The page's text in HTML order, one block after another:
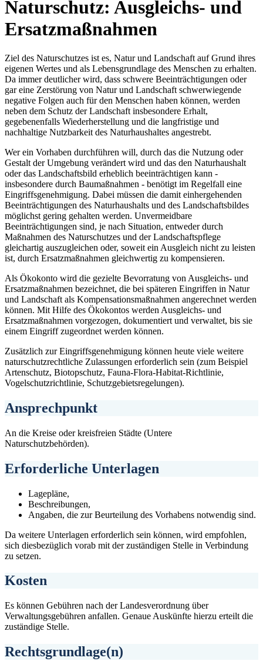
Naturschutz: Ausgleichs- und
Ersatzmaßnahmen
Ziel des Naturschutzes ist es, Natur und Landschaft auf Grund ihres
eigenen Wertes und als Lebensgrundlage des Menschen zu erhalten.
Da immer deutlicher wird, dass schwere Beeinträchtigungen oder
gar eine Zerstörung von Natur und Landschaft schwerwiegende
negative Folgen auch für den Menschen haben können, werden
neben dem Schutz der Landschaft insbesondere Erhalt,
gegebenenfalls Wiederherstellung und die langfristige und
nachhaltige Nutzbarkeit des Naturhaushaltes angestrebt.
Wer ein Vorhaben durchführen will, durch das die Nutzung oder
Gestalt der Umgebung verändert wird und das den Naturhaushalt
oder das Landschaftsbild erheblich beeinträchtigen kann -
insbesondere durch Baumaßnahmen - benötigt im Regelfall eine
Eingriffsgenehmigung. Dabei müssen die damit einhergehenden
Beeinträchtigungen des Naturhaushalts und des Landschaftsbildes
möglichst gering gehalten werden. Unvermeidbare
Beeinträchtigungen sind, je nach Situation, entweder durch
Maßnahmen des Naturschutzes und der Landschaftspflege
gleichartig auszugleichen oder, soweit ein Ausgleich nicht zu leisten
ist, durch Ersatzmaßnahmen gleichwertig zu kompensieren.
Als Ökokonto wird die gezielte Bevorratung von Ausgleichs- und
Ersatzmaßnahmen bezeichnet, die bei späteren Eingriffen in Natur
und Landschaft als Kompensationsmaßnahmen angerechnet werden
können. Mit Hilfe des Ökokontos werden Ausgleichs- und
Ersatzmaßnahmen vorgezogen, dokumentiert und verwaltet, bis sie
einem Eingriff zugeordnet werden können.
Zusätzlich zur Eingriffsgenehmigung können heute viele weitere
naturschutzrechtliche Zulassungen erforderlich sein (zum Beispiel
Artenschutz, Biotopschutz, Fauna-Flora-Habitat-Richtlinie,
Vogelschutzrichtlinie, Schutzgebietsregelungen).
Ansprechpunkt
An die Kreise oder kreisfreien Städte (Untere
Naturschutzbehörden).
Erforderliche Unterlagen
Lagepläne,
Beschreibungen,
Angaben, die zur Beurteilung des Vorhabens notwendig sind.
Da weitere Unterlagen erforderlich sein können, wird empfohlen,
sich diesbezüglich vorab mit der zuständigen Stelle in Verbindung
zu setzen.
Kosten
Es können Gebühren nach der Landesverordnung über
Verwaltungsgebühren anfallen. Genaue Auskünfte hierzu erteilt die
zuständige Stelle.
Rechtsgrundlage(n)